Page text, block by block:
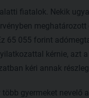
fiatalok. Nekik
meghatározott
65 055 forint
kérnie, azt
kéri annak
gyermeket nevelő